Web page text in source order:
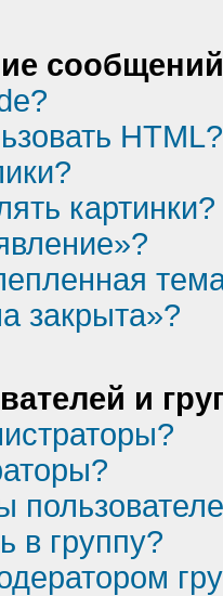
HTML?
картинки?
закрыта»?
и
в группу?